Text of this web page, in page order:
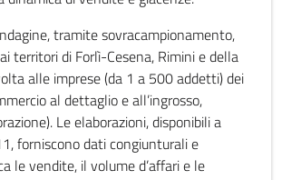
tramite sovracampionamento,
territori di Forlì-Cesena, Rimini e della
alle imprese (da 1 a 500 addetti) dei
al dettaglio e all’ingrosso,
Le elaborazioni, disponibili a
forniscono dati congiunturali e
le vendite, il volume d’affari e le